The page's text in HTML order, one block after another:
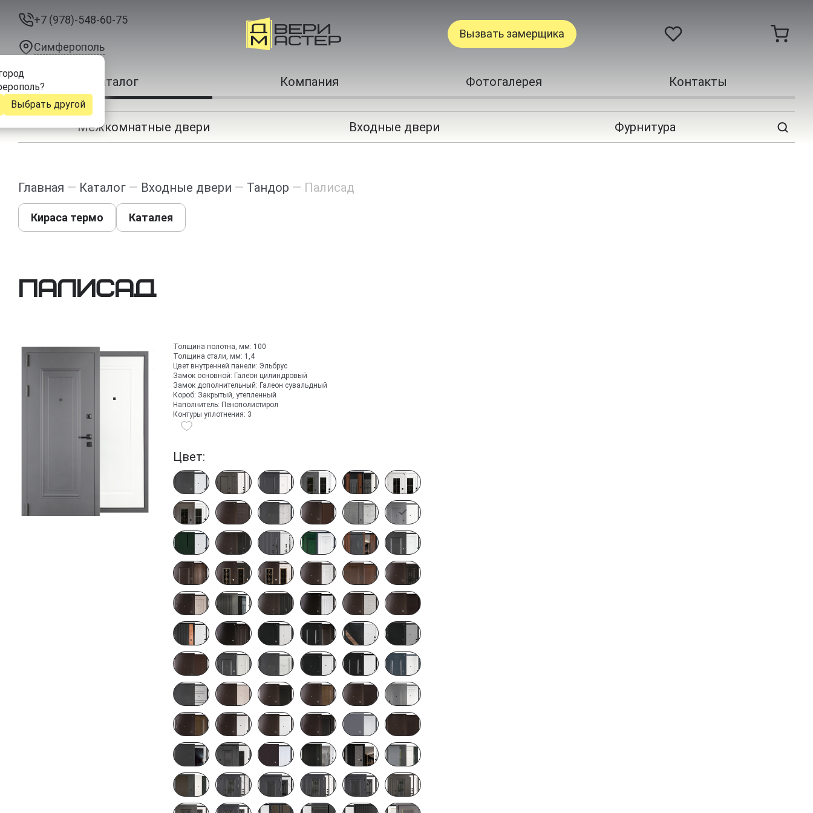
+7 (978)-548-60-75
Симферополь
?
Выбрать другой
Вызвать замерщика
Каталог Компания Фотогалерея Контакты
Межкомнатные двери Входные двери Фурнитура
Главная — Каталог — Входные двери — Тандор — Палисад
Кираса термо Каталея
Палисад
Толщина полотна, мм: 100
Толщина стали, мм: 1,4
Цвет внутренней панели: Эльбрус
Замок основной: Галеон цилиндровый
Замок дополнительный: Галеон сувальдный
Короб: Закрытый, утепленный
Наполнитель: Пенополистирол
Контуры уплотнения: 3
Цвет: